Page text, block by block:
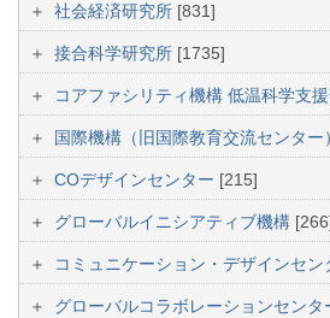
社会経済研究所 [831]
接合科学研究所 [1735]
コアファシリティ機構 低温科学支
国際機構（旧国際教育交流センター
COデザインセンター [215]
グローバルイニシアティブ機構
コミュニケーション・デザインセン
グローバルコラボレーションセンタ